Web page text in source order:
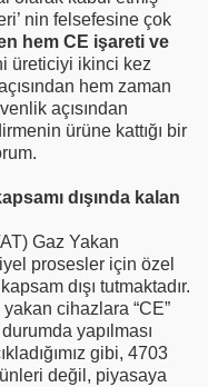
nin felsefesine çok
hem CE işareti ve
üreticiyi ikinci kez
hem zaman
açısından
ürüne kattığı bir
dışında kalan
Gaz Yakan
prosesler için özel
dışı tutmaktadır.
cihazlara “CE”
yapılması
gibi, 4703
değil, piyasaya